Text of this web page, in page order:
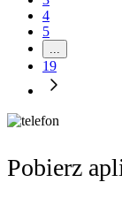
4
5
...
19
Pobierz